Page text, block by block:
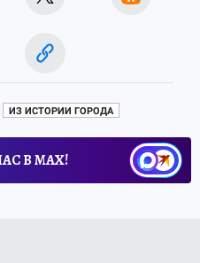
ИЗ ИСТОРИИ ГОРОДА
В МАХ!